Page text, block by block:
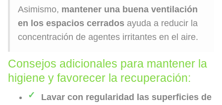
Asimismo, mantener una buena ventilación
en los espacios cerrados ayuda a reducir la
concentración de agentes irritantes en el aire.
Consejos adicionales para mantener la
higiene y favorecer la recuperación:
Lavar con regularidad las superficies de